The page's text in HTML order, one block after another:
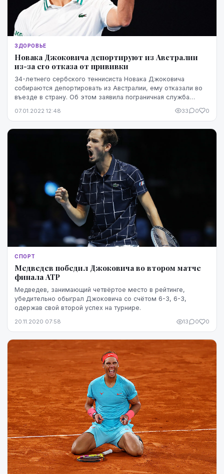
ЗДОРОВЬЕ
Новака Джоковича депортируют из Австралии
из-за его отказа от прививки
34-летнего сербского теннисиста Новака Джоковича
собираются депортировать из Австралии, ему отказали во
въезде в страну. Об этом заявила пограничная служба
07.01.2022 12:48 33 0 0
СПОРТ
Медведев победил Джоковича во втором матче
финала ATP
Медведев, занимающий четвёртое место в рейтинге,
убедительно обыграл Джоковича со счётом 6-3, 6-3,
одержав свой второй успех на турнире.
20.11.2020 07:58 13 0 0